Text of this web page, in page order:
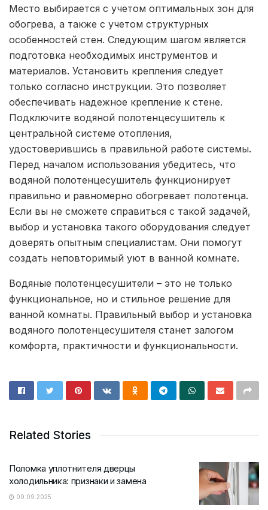
Место выбирается с учетом оптимальных зон для
обогрева, а также с учетом структурных
особенностей стен. Следующим шагом является
подготовка необходимых инструментов и
материалов. Установить крепления следует
только согласно инструкции. Это позволяет
обеспечивать надежное крепление к стене.
Подключите водяной полотенцесушитель к
центральной системе отопления,
удостоверившись в правильной работе системы.
Перед началом использования убедитесь, что
водяной полотенцесушитель функционирует
правильно и равномерно обогревает полотенца.
Если вы не сможете справиться с такой задачей,
выбор и установка такого оборудования следует
доверять опытным специалистам. Они помогут
создать неповторимый уют в ванной комнате.
Водяные полотенцесушители – это не только
функциональное, но и стильное решение для
ванной комнаты. Правильный выбор и установка
водяного полотенцесушителя станет залогом
комфорта, практичности и функциональности.
Related Stories
Поломка уплотнителя дверцы
холодильника: признаки и замена
09.09.2025